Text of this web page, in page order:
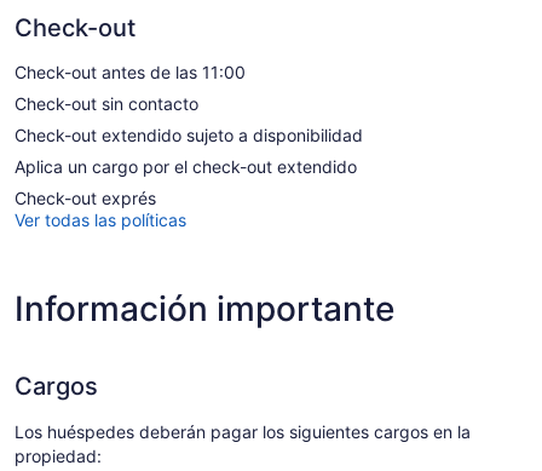
Check-out
Check-out antes de las 11:00
Check-out sin contacto
Check-out extendido sujeto a disponibilidad
Aplica un cargo por el check-out extendido
Check-out exprés
Ver todas las políticas
Información importante
Cargos
Los huéspedes deberán pagar los siguientes cargos en la
propiedad: